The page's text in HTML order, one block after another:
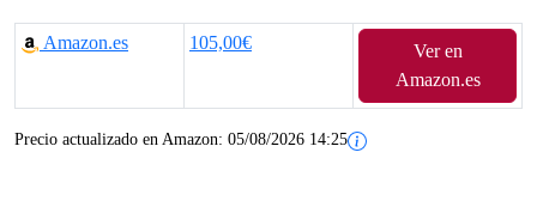
Amazon.es 105,00€
Ver en
Amazon.es
Precio actualizado en Amazon: 05/08/2026 14:25